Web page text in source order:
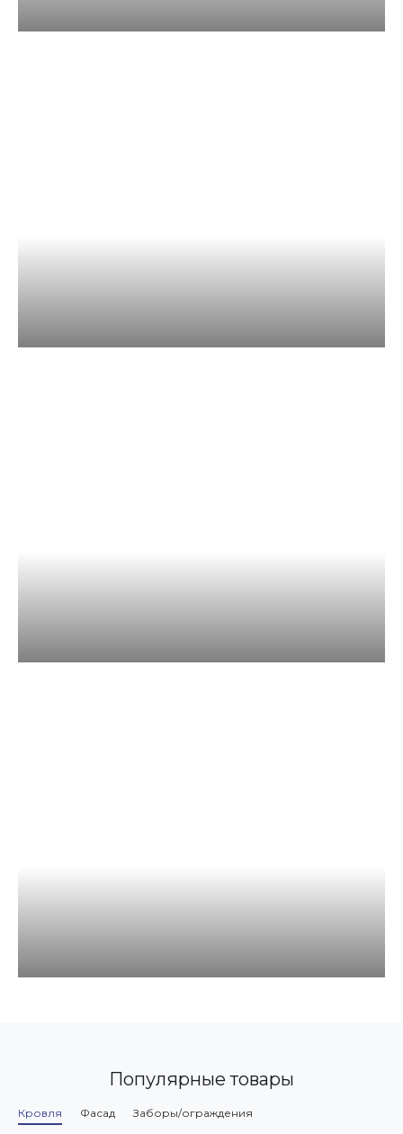
Популярные товары
Кровля Фасад Заборы/ограждения